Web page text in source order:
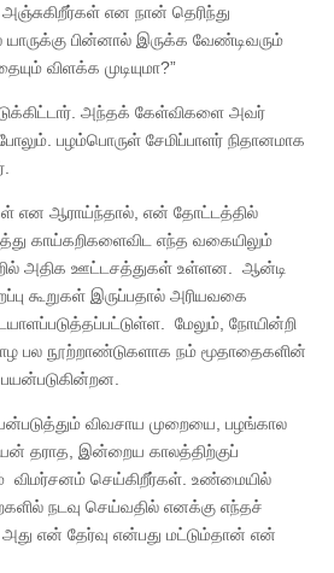
என நான் தெரிந்து
பின்னால் இருக்க வேண்டிவரும்
விளக்க முடியுமா?”
அந்தக் கேள்விகளை அவர்
போலும். பழம்பொருள் சேமிப்பாளர் நிதானமாக
என ஆராய்ந்தால், என் தோட்டத்தில்
காய்கறிகளைவிட எந்த வகையிலும்
அதிக ஊட்டசத்துகள் உள்ளன. ஆன்டி
கூறுகள் இருப்பதால் அரியவகை
மேலும், நோயின்றி
பல நூற்றாண்டுகளாக நம் மூதாதைகளின்
விவசாய முறையை, பழங்கால
தராத, இன்றைய காலத்திற்குப்
விமர்சனம் செய்கிறீர்கள். உண்மையில்
நடவு செய்வதில் எனக்கு எந்தச்
என் தேர்வு என்பது மட்டும்தான் என்